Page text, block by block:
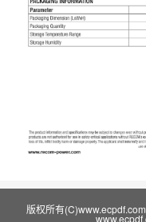
版权所有(C)www.ecpdf.com